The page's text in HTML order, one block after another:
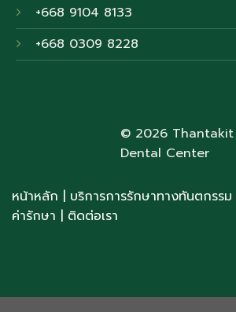
+668 9104 8133
+668 0309 8228
© 2026
Dental Center
หน้าหลัก | บริการการรักษาทางทันตกรรม
ค่ารักษา | ติดต่อเรา